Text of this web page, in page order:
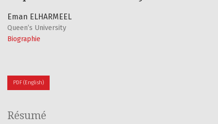
Eman ELHARMEEL
Queen’s University
Biographie
PDF (English)
Résumé